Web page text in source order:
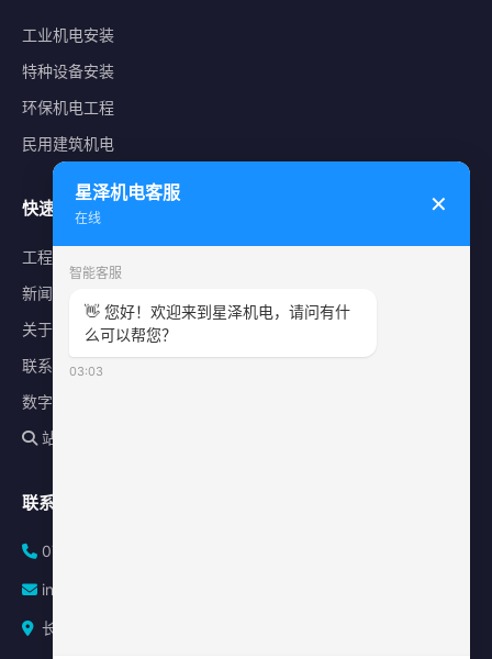
工业机电安装
特种设备安装
环保机电工程
民用建筑机电
快速导航
工程案例
新闻中心
关于星泽
联系我们
数字化平台
站内搜索
联系方式
0731-84010225
info@sonz.cn
长沙县泉塘街道新长海广场写字楼A座2501室
星泽机电客服
在线
✕
智能客服
👋 您好！欢迎来到星泽机电，请问有什
么可以帮您？
03:03